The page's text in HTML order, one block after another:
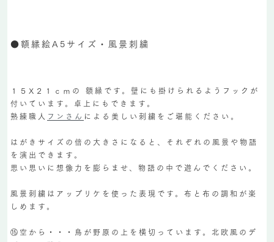
●額縁絵A5サイズ・風景刺繍
１５X２１ｃｍの 額縁です。壁にも掛けられるようフックが
付いています。卓上にもできます。
熟練職人 フンさん による美しい刺繍をご堪能ください。
はがきサイズの倍の大きさになると、それぞれの風景や物語
を演出できます。
思い思いに想像力を膨らませ、物語の中で遊んでください。
風景刺繍はアップリケを使った表現です。布と布の調和が楽
しめます。
⑮空から・・・鳥が野原の上を横切っています。北欧風のデ